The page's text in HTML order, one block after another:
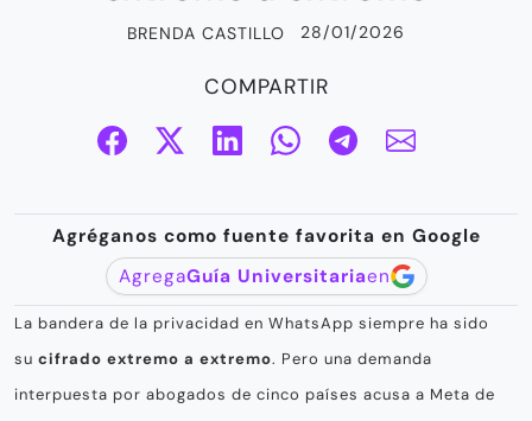
BRENDA CASTILLO 28/01/2026
COMPARTIR
Agréganos como fuente favorita en Google
AgregaGuía Universitariaen
La bandera de la privacidad en WhatsApp siempre ha sido
su cifrado extremo a extremo. Pero una demanda
interpuesta por abogados de cinco países acusa a Meta de